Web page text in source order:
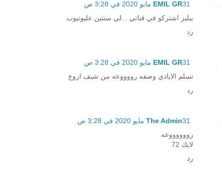
EMIL GR31 مايو 2020 في 3:28 ص
بيليز اشتركو في قناتي ...لي سنتين عليوتيوب
رد
EMIL GR31 مايو 2020 في 3:28 ص
تسلم الايادي وصفه رووووعه من شيف اروع
رد
The Admin31 مايو 2020 في 3:28 ص
رووووووعه
لايك 72
رد